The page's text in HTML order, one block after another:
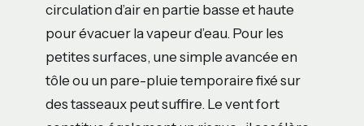
circulation d’air en partie basse et haute
pour évacuer la vapeur d’eau. Pour les
petites surfaces, une simple avancée en
tôle ou un pare-pluie temporaire fixé sur
des tasseaux peut suffire. Le vent fort